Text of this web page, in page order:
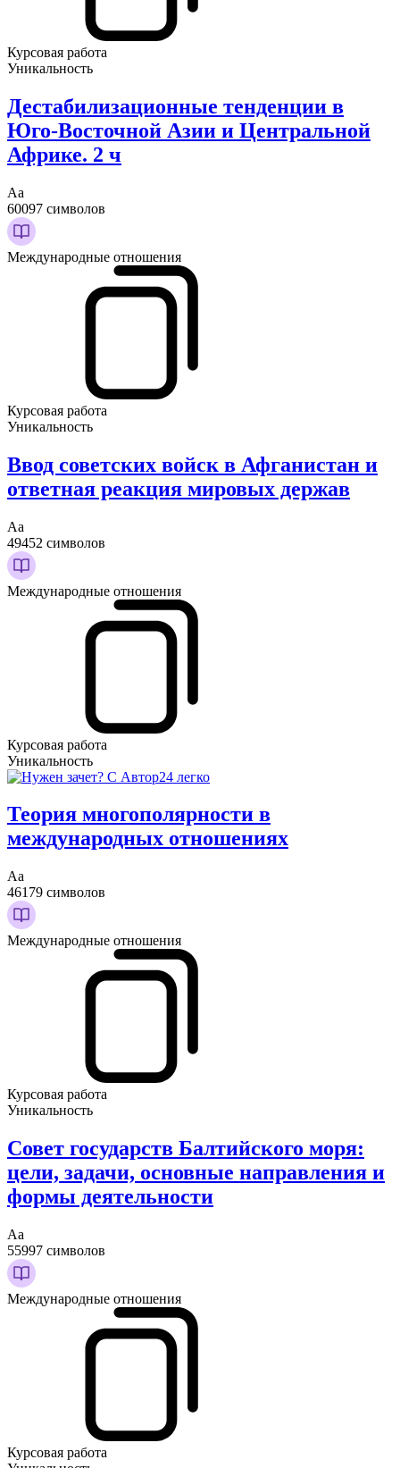
Курсовая работа
Уникальность
Дестабилизационные тенденции в
Юго-Восточной Азии и Центральной
Африке. 2 ч
Аа
60097 символов
Международные отношения
Курсовая работа
Уникальность
Ввод советских войск в Афганистан и
ответная реакция мировых держав
Аа
49452 символов
Международные отношения
Курсовая работа
Уникальность
Теория многополярности в
международных отношениях
Аа
46179 символов
Международные отношения
Курсовая работа
Уникальность
Совет государств Балтийского моря:
цели, задачи, основные направления и
формы деятельности
Аа
55997 символов
Международные отношения
Курсовая работа